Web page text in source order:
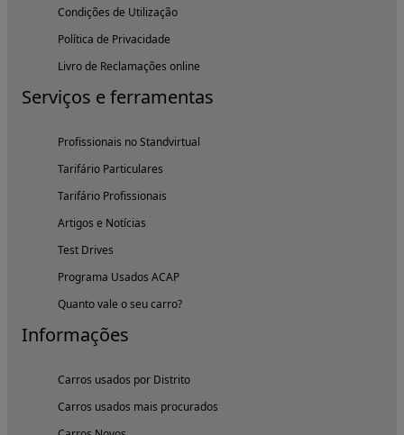
Condições de Utilização
Política de Privacidade
Livro de Reclamações online
Serviços e ferramentas
Profissionais no Standvirtual
Tarifário Particulares
Tarifário Profissionais
Artigos e Notícias
Test Drives
Programa Usados ACAP
Quanto vale o seu carro?
Informações
Carros usados por Distrito
Carros usados mais procurados